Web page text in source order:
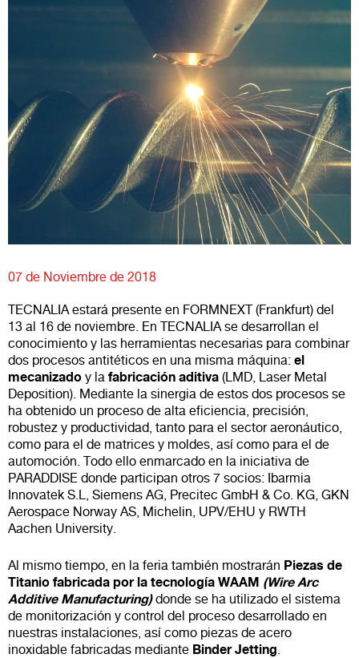
07 de Noviembre de 2018
TECNALIA estará presente en FORMNEXT (Frankfurt) del
13 al 16 de noviembre. En TECNALIA se desarrollan el
conocimiento y las herramientas necesarias para combinar
dos procesos antitéticos en una misma máquina: el
mecanizado y la fabricación aditiva (LMD, Laser Metal
Deposition). Mediante la sinergia de estos dos procesos se
ha obtenido un proceso de alta eficiencia, precisión,
robustez y productividad, tanto para el sector aeronáutico,
como para el de matrices y moldes, así como para el de
automoción. Todo ello enmarcado en la iniciativa de
PARADDISE donde participan otros 7 socios: Ibarmia
Innovatek S.L, Siemens AG, Precitec GmbH & Co. KG, GKN
Aerospace Norway AS, Michelin, UPV/EHU y RWTH
Aachen University.
Al mismo tiempo, en la feria también mostrarán Piezas de
Titanio fabricada por la tecnología WAAM (Wire Arc
Additive Manufacturing)donde se ha utilizado el sistema
de monitorización y control del proceso desarrollado en
nuestras instalaciones, así como piezas de acero
inoxidable fabricadas mediante Binder Jetting.